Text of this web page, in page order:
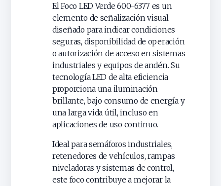
El Foco LED Verde 600-6377 es un
elemento de señalización visual
diseñado para indicar condiciones
seguras, disponibilidad de operación
o autorización de acceso en sistemas
industriales y equipos de andén. Su
tecnología LED de alta eficiencia
proporciona una iluminación
brillante, bajo consumo de energía y
una larga vida útil, incluso en
aplicaciones de uso continuo.
Ideal para semáforos industriales,
retenedores de vehículos, rampas
niveladoras y sistemas de control,
este foco contribuye a mejorar la